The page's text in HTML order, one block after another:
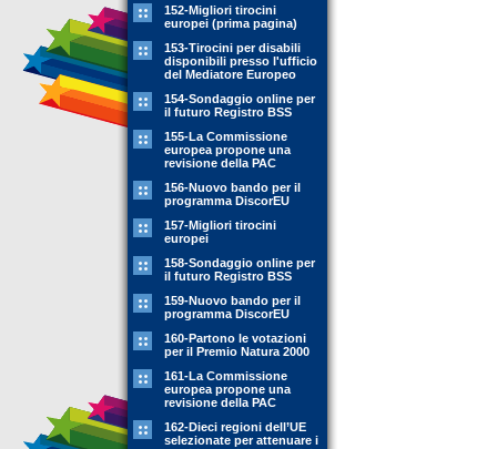
152-Migliori tirocini
europei (prima pagina)
153-Tirocini per disabili
disponibili presso l'ufficio
del Mediatore Europeo
154-Sondaggio online per
il futuro Registro BSS
155-La Commissione
europea propone una
revisione della PAC
156-Nuovo bando per il
programma DiscorEU
157-Migliori tirocini
europei
158-Sondaggio online per
il futuro Registro BSS
159-Nuovo bando per il
programma DiscorEU
160-Partono le votazioni
per il Premio Natura 2000
161-La Commissione
europea propone una
revisione della PAC
162-Dieci regioni dell’UE
selezionate per attenuare i